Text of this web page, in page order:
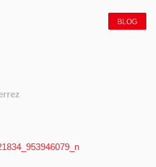
BLOG